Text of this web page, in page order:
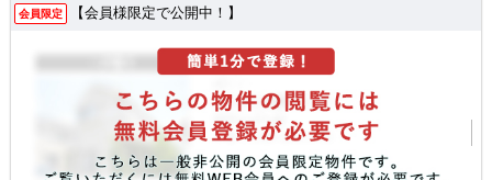
会員限定 【会員様限定で公開中！】